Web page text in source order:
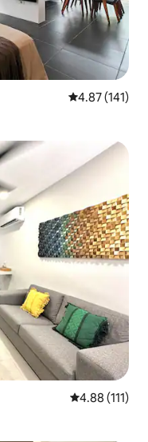
レビュー141
4.87 (141)
レビュー111
4.88 (111)